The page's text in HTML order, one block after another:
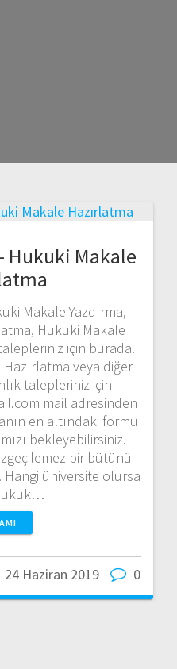
Hukuki Makale
Makale Yazdırma,
Hukuki Makale
için burada.
veya diğer
talepleriniz için
mail adresinden
en altındaki formu
bekleyebilirsiniz.
bir bütünü
Hangi üniversite olursa
24 Haziran 2019 0